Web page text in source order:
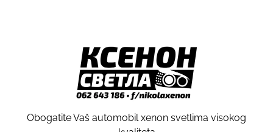
Obogatite Vaš automobil xenon svetlima visokog